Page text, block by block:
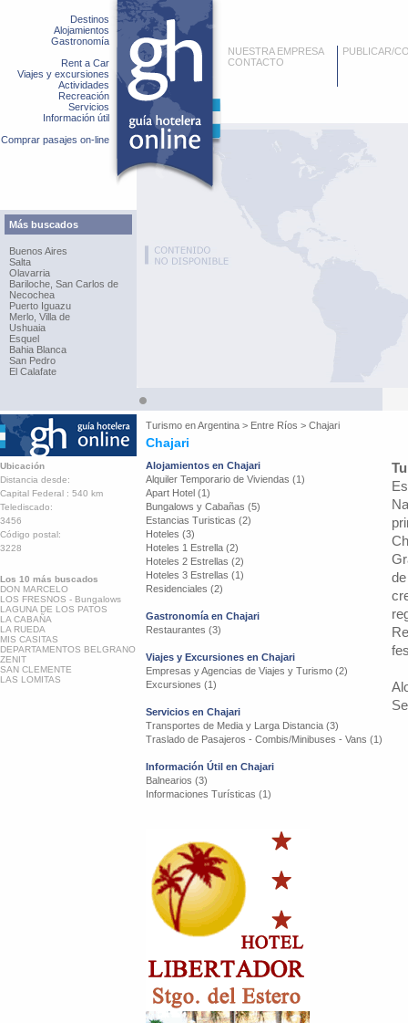
Destinos
Alojamientos
Gastronomía
Rent a Car
Viajes y excursiones
Actividades
Recreación
Servicios
Información útil
Comprar pasajes on-line
Más buscados
Buenos Aires
Salta
Olavarria
Bariloche, San Carlos de
Necochea
Puerto Iguazu
Merlo, Villa de
Ushuaia
Esquel
Bahia Blanca
San Pedro
El Calafate
NUESTRA EMPRESA
CONTACTO
PUBLICAR/
Turismo enArgentina > Entre Ríos > Chajari
Chajari
Ubicación
Distancia desde:
Capital Federal : 540 km
Telediscado:
3456
Código postal:
3228
Los 10 más buscados
DON MARCELO
LOS FRESNOS - Bungalows
LAGUNA DE LOS PATOS
LA CABAÑA
LA RUEDA
MIS CASITAS
DEPARTAMENTOS BELGRANO
ZENIT
SAN CLEMENTE
LAS LOMITAS
Alojamientos en Chajari
Alquiler Temporario de Viviendas (1)
Apart Hotel (1)
Bungalows y Cabañas (5)
Estancias Turisticas (2)
Hoteles (3)
Hoteles 1 Estrella (2)
Hoteles 2 Estrellas (2)
Hoteles 3 Estrellas (1)
Residenciales (2)
Gastronomía en Chajari
Restaurantes (3)
Viajes y Excursiones en Chajari
Empresas y Agencias de Viajes y Turismo (2)
Excursiones (1)
Servicios en Chajari
Transportes de Media y Larga Distancia (3)
Traslado de Pasajeros - Combis/Minibuses - Vans (1)
Información Útil en Chajari
Balnearios (3)
Informaciones Turísticas (1)